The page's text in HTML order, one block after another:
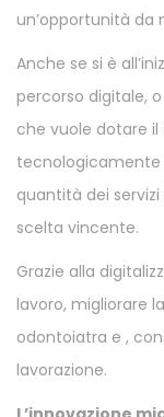
un’opportunità da
Anche se si è
percorso digitale,
che vuole dotare
quantità dei
scelta vincente.
Grazie alla
lavoro, migliorare
odontoiatra e ,
lavorazione.